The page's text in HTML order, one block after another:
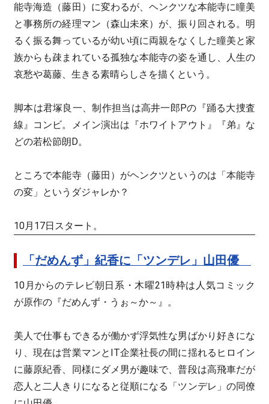
能寺海造（藤田）に変わるが、ヘンクツな本能寺に瞳美
と事務所の経理マン（森山未來）が、振り回される。明
るく振る舞っているが幼い頃に両親をなくした瞳美と家
族からも疎まれている孤独な本能寺の姿を通し、人生の
哀愁や葛藤、生きる素晴らしさを描くという。
脚本は君塚良一、制作担当は高井一郎Pの『踊る大捜査
線』コンビ。メイン演出は『ホワイトアウト』『弟』な
どの若松節朗D。
ところで本能寺（藤田）がヘンクツというのは「本能寺
の変」というダジャレか？
10月17日スタート。
「だめんず」紀香に「ツンデレ」山田優
10月からのテレビ朝日系・木曜21時枠は人気コミック
が原作の『だめんず・うぉ～か～』。
美人で仕事もできるが働かず浮気性な男ばかり好きにな
り、現在は営業マンとIT企業社長の間に揺れるヒロイン
に藤原紀香、同様にダメ男が趣味で、普段は高飛車だが
恋人と二人きりになると従順になる「ツンデレ」の同僚